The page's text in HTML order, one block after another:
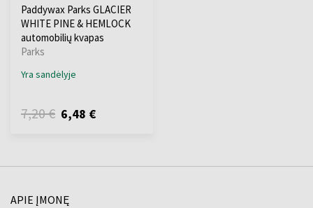
Paddywax Parks GLACIER
WHITE PINE & HEMLOCK
automobilių kvapas
Parks
Yra sandėlyje
7,20 € 6,48 €
APIE ĮMONĘ